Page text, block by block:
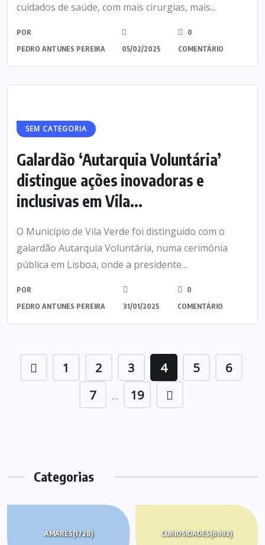
cuidados de saúde, com mais cirurgias, mais...
POR
PEDRO ANTUNES PEREIRA
05/02/2025
0
COMENTÁRIO
SEM CATEGORIA
Galardão ‘Autarquia Voluntária’
distingue ações inovadoras e
inclusivas em Vila...
O Município de Vila Verde foi distinguido com o
galardão Autarquia Voluntária, numa cerimónia
pública em Lisboa, onde a presidente...
POR
PEDRO ANTUNES PEREIRA
31/01/2025
0
COMENTÁRIO
1 2 3 4 5
6
7
… 19
Categorias
AMARES(1728) CURIOSIDADES(6982)